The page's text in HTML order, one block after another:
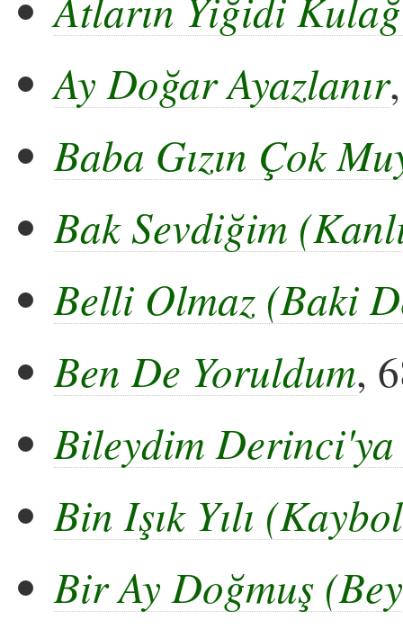
Ay Doğar Ayazlanır
Baba Gızın Çok
Bak Sevdiğim
Belli Olmaz (Baki
Ben De Yoruldum,
Bileydim Derinci'ya
Bin Işık Yılı
Bir Ay Doğmuş